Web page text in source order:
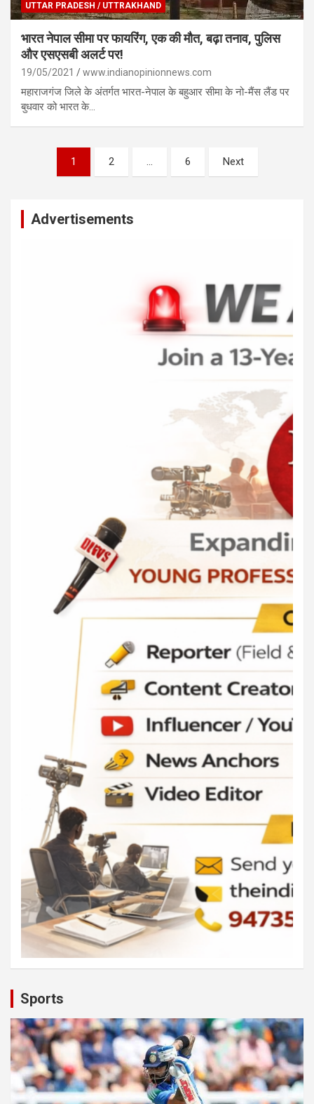
UTTAR PRADESH / UTTRAKHAND
भारत नेपाल सीमा पर फायरिंग, एक की मौत, बढ़ा तनाव, पुलिस
और एसएसबी अलर्ट पर!
19/05/2021 www.indianopinionnews.com
महाराजगंज जिले के अंतर्गत भारत-नेपाल के बहुआर सीमा के नो-मैंस लैंड पर
बुधवार को भारत के…
pagination
1 2 … 6 Next
Advertisements
Sports